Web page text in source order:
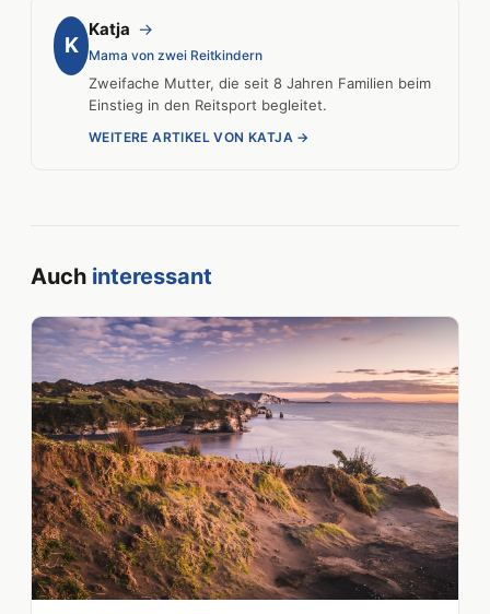
K
Katja →
Mama von zwei Reitkindern
Zweifache Mutter, die seit 8 Jahren Familien beim
Einstieg in den Reitsport begleitet.
WEITERE ARTIKEL VON KATJA →
Auch interessant